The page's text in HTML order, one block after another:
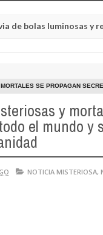
luminosas y
SE PROPAGAN
y
el mundo
NOTICIA MISTERIOSA,